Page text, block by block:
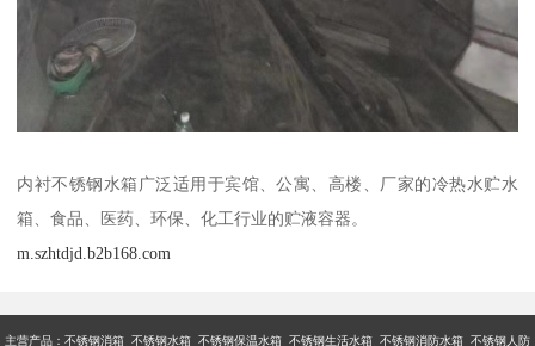
内衬不锈钢水箱广泛适用于宾馆、公寓、高楼、厂家的冷热水贮水
箱、食品、医药、环保、化工行业的贮液容器。
m.szhtdjd.b2b168.com
主营产品：不锈钢消箱 不锈钢水箱 不锈钢保温水箱 不锈钢生活水箱 不锈钢消防水箱 不锈钢人防